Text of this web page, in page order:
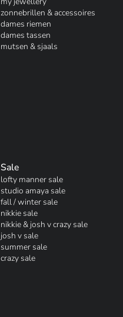
zonnebrillen & accessoires
dames riemen
dames tassen
mutsen & sjaals
Sale
lofty manner sale
studio amaya sale
fall / winter sale
nikkie sale
nikkie & josh v crazy sale
josh v sale
summer sale
crazy sale